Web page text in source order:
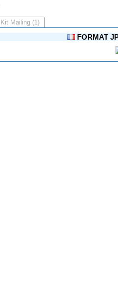
Kit Mailing (1)
FORMAT